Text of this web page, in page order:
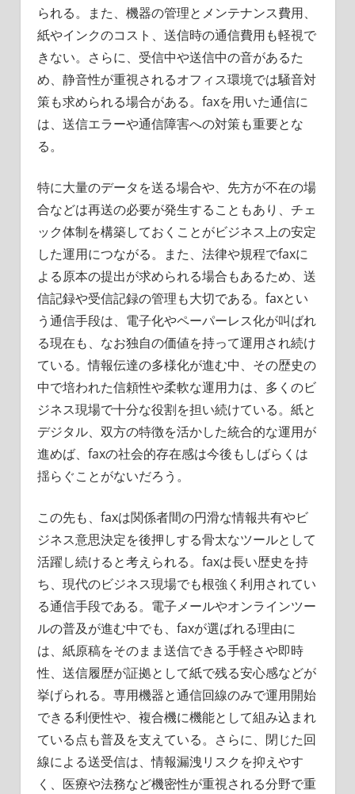
られる。また、機器の管理とメンテナンス費用、
紙やインクのコスト、送信時の通信費用も軽視で
きない。さらに、受信中や送信中の音があるた
め、静音性が重視されるオフィス環境では騒音対
策も求められる場合がある。faxを用いた通信に
は、送信エラーや通信障害への対策も重要とな
る。
特に大量のデータを送る場合や、先方が不在の場
合などは再送の必要が発生することもあり、チェ
ック体制を構築しておくことがビジネス上の安定
した運用につながる。また、法律や規程でfaxに
よる原本の提出が求められる場合もあるため、送
信記録や受信記録の管理も大切である。faxとい
う通信手段は、電子化やペーパーレス化が叫ばれ
る現在も、なお独自の価値を持って運用され続け
ている。情報伝達の多様化が進む中、その歴史の
中で培われた信頼性や柔軟な運用力は、多くのビ
ジネス現場で十分な役割を担い続けている。紙と
デジタル、双方の特徴を活かした統合的な運用が
進めば、faxの社会的存在感は今後もしばらくは
揺らぐことがないだろう。
この先も、faxは関係者間の円滑な情報共有やビ
ジネス意思決定を後押しする骨太なツールとして
活躍し続けると考えられる。faxは長い歴史を持
ち、現代のビジネス現場でも根強く利用されてい
る通信手段である。電子メールやオンラインツー
ルの普及が進む中でも、faxが選ばれる理由に
は、紙原稿をそのまま送信できる手軽さや即時
性、送信履歴が証拠として紙で残る安心感などが
挙げられる。専用機器と通信回線のみで運用開始
できる利便性や、複合機に機能として組み込まれ
ている点も普及を支えている。さらに、閉じた回
線による送受信は、情報漏洩リスクを抑えやす
く、医療や法務など機密性が重視される分野で重